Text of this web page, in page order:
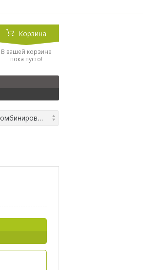
Корзина
В вашей корзине
пока пусто!
Комбинированные чехлы для Lada X-Ray (2015-наст.время)